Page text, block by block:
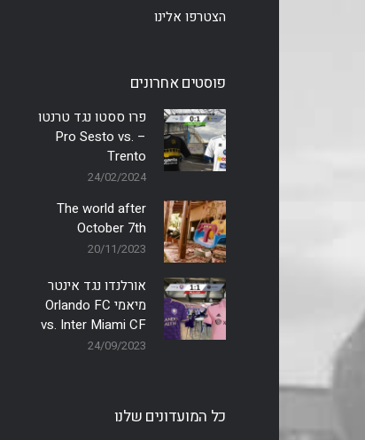
הצטרפו אלינו
פוסטים אחרונים
פרו ססטו נגד טרנטו
– Pro Sesto vs.
Trento
24/02/2024
The world after
October 7th
20/11/2023
אורלנדו נגד אינטר
מיאמי Orlando FC
vs. Inter Miami CF
24/09/2023
כל המועדונים שלנו